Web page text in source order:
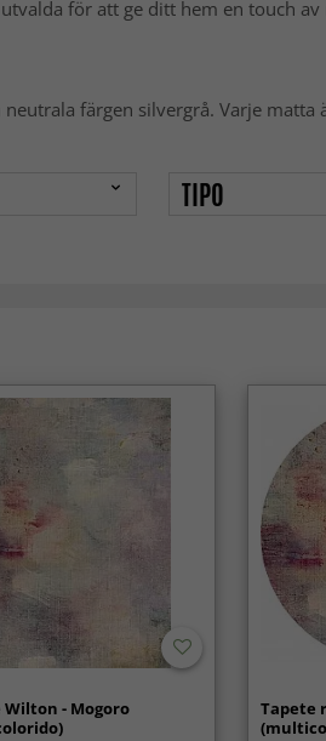
för att ge ditt hem en touch
färgen silvergrå. Varje matta
TIPO
Wilton - Mogoro
Tapete